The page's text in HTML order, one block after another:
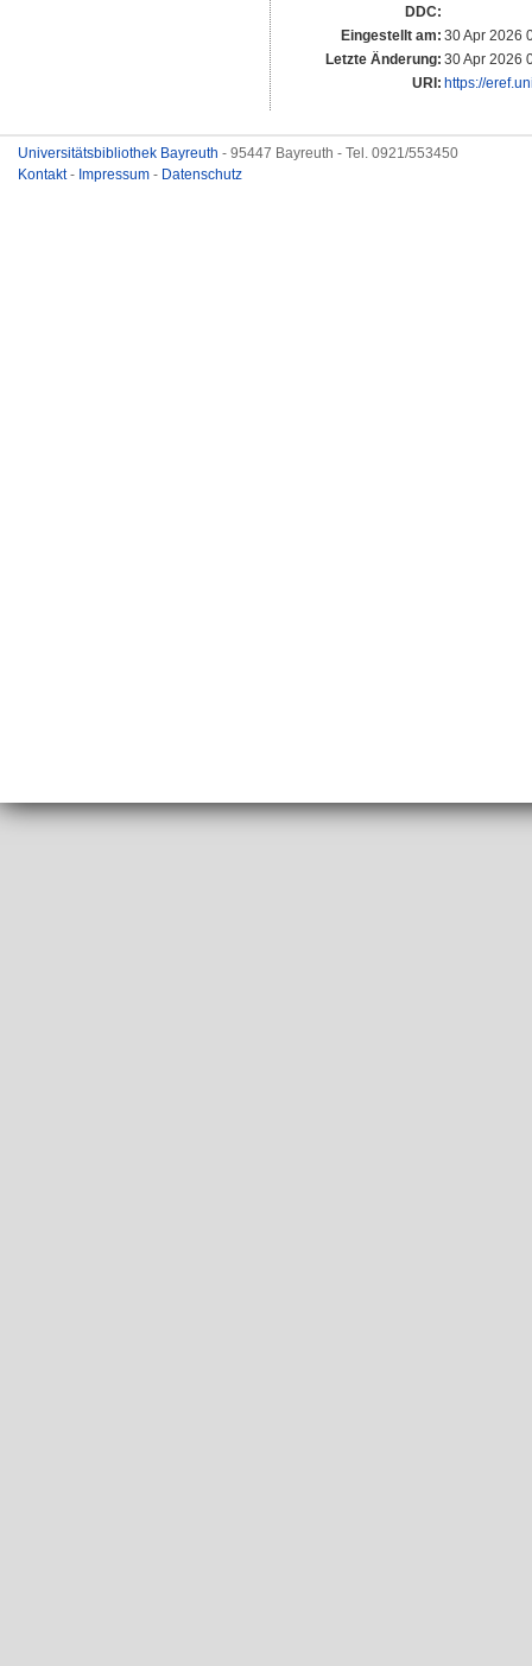
DDC:
Eingestellt am: 30 Apr 2026
Letzte Änderung: 30 Apr 2026
URI: https://
Universitätsbibliothek Bayreuth - 95447 Bayreuth - Tel. 0921/553450
Kontakt- Impressum - Datenschutz